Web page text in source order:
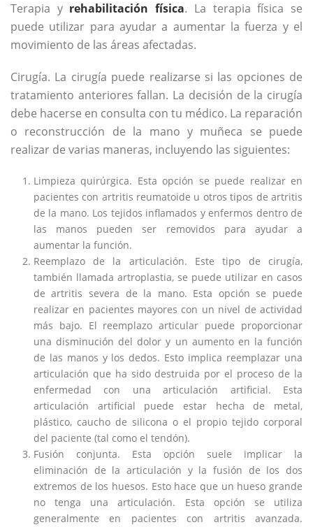
Terapia y rehabilitación física. La terapia física se
puede utilizar para ayudar a aumentar la fuerza y ​​el
movimiento de las áreas afectadas.
Cirugía. La cirugía puede realizarse si las opciones de
tratamiento anteriores fallan. La decisión de la cirugía
debe hacerse en consulta con tu médico. La reparación
o reconstrucción de la mano y muñeca se puede
realizar de varias maneras, incluyendo las siguientes:
Limpieza quirúrgica. Esta opción se puede realizar en
pacientes con artritis reumatoide u otros tipos de artritis
de la mano. Los tejidos inflamados y enfermos dentro de
las manos pueden ser removidos para ayudar a
aumentar la función.
Reemplazo de la articulación. Este tipo de cirugía,
también llamada artroplastia, se puede utilizar en casos
de artritis severa de la mano. Esta opción se puede
realizar en pacientes mayores con un nivel de actividad
más bajo. El reemplazo articular puede proporcionar
una disminución del dolor y un aumento en la función
de las manos y los dedos. Esto implica reemplazar una
articulación que ha sido destruida por el proceso de la
enfermedad con una articulación artificial. Esta
articulación artificial puede estar hecha de metal,
plástico, caucho de silicona o el propio tejido corporal
del paciente (tal como el tendón).
Fusión conjunta. Esta opción suele implicar la
eliminación de la articulación y la fusión de los dos
extremos de los huesos. Esto hace que un hueso grande
no tenga una articulación. Esta opción se utiliza
generalmente en pacientes con artritis avanzada.